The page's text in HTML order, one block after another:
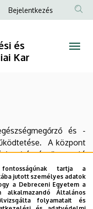
Anonim
fiók
menüje
Bejelentkezés
és
Kar
és -
A központ
nehézségeiben való
értelmiségének
A honlapunk
információhoz
programjaival
tartja a
jutott személyes adatok
a Debreceni Egyetem a
alkalmazandó Általános
folyamatait és